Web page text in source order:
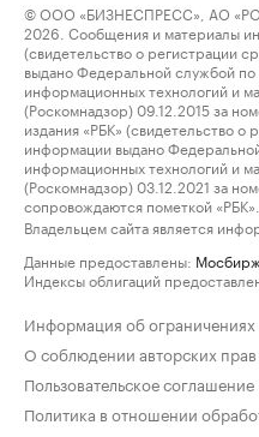
© ООО «БИЗНЕСПРЕСС», АО
2026. Сообщения и материалы
(свидетельство о регистрации
выдано Федеральной службой по
информационных технологий и
(Роскомнадзор) 09.12.2015 за
издания «РБК» (свидетельство о
информации выдано
информационных технологий и
(Роскомнадзор) 03.12.2021 за
сопровождаются пометкой «РБК».
Владельцем сайта является
Данные предоставлены:
Индексы облигаций
Информация об ограничениях
О соблюдении авторских прав
Пользовательское соглашение
Политика в отношении